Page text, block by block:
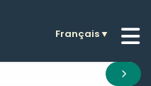
Français▼